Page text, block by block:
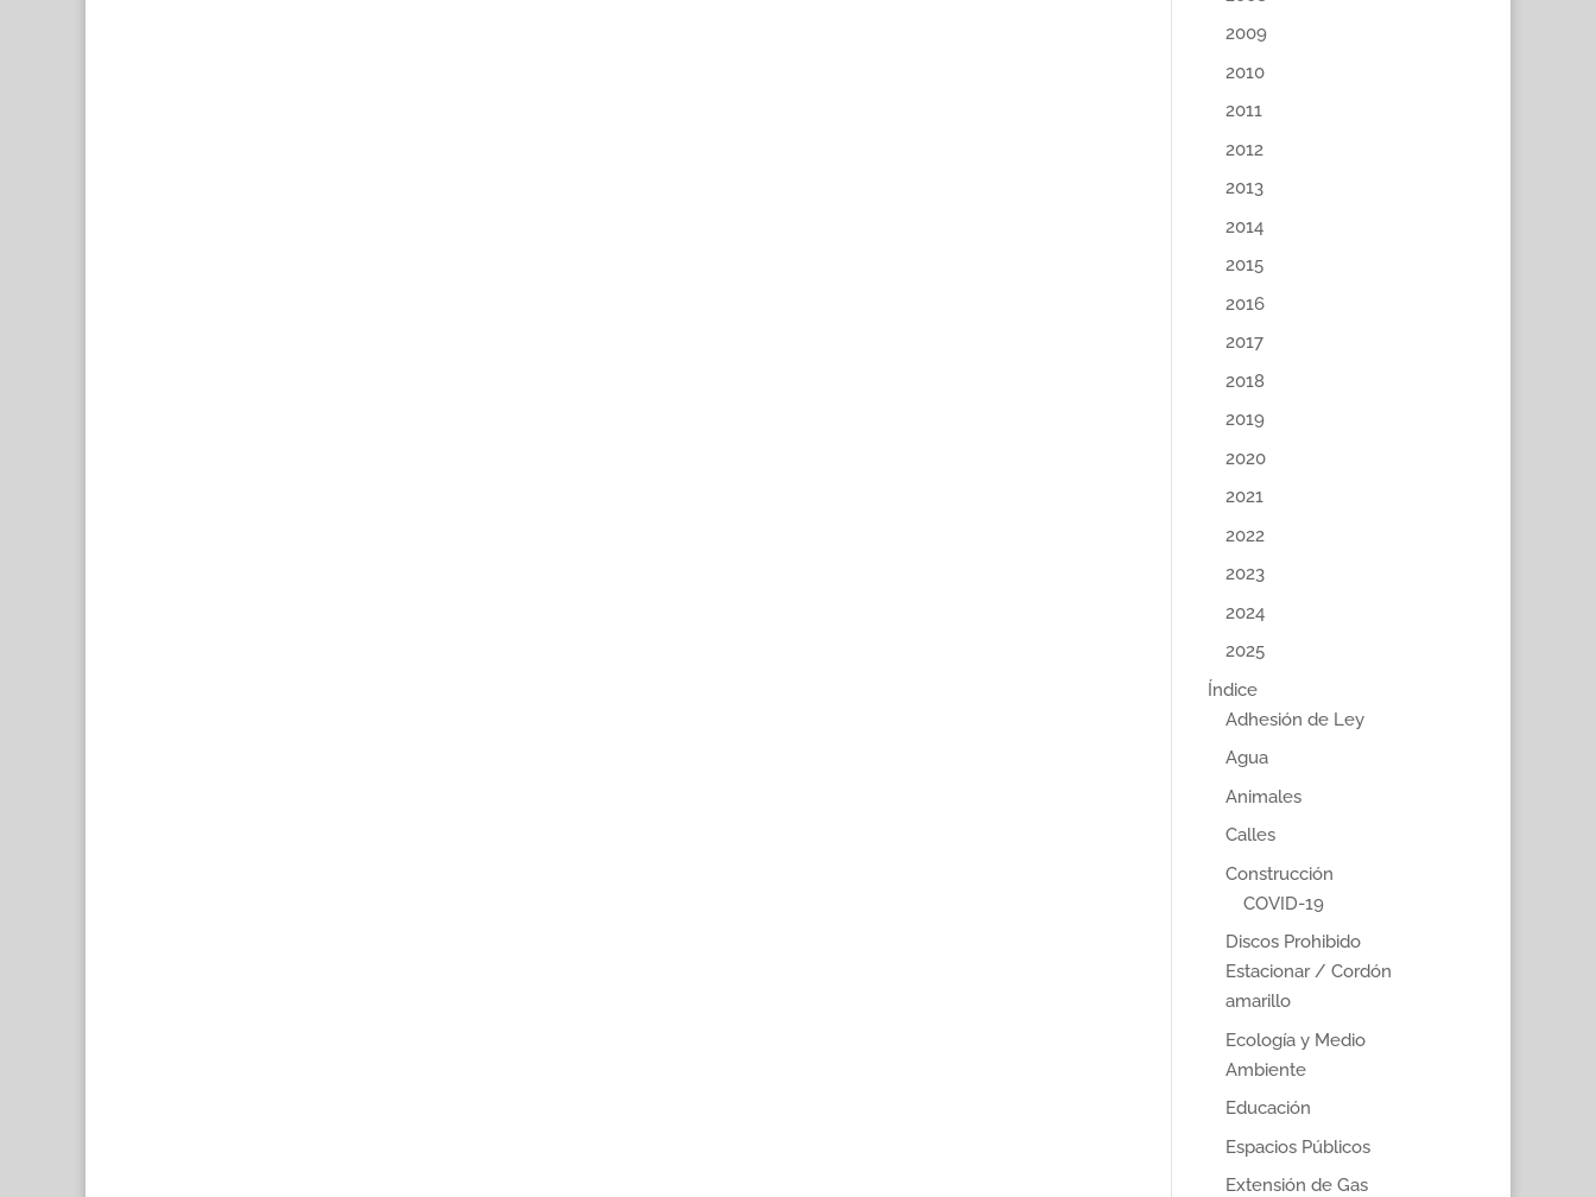
2009
2010
2011
2012
2013
2014
2015
2016
2017
2018
2019
2020
2021
2022
2023
2024
2025
Índice
Adhesión de Ley
Agua
Animales
Calles
Construcción
COVID-19
Discos Prohibido
Estacionar / Cordón
amarillo
Ecología y Medio
Ambiente
Educación
Espacios Públicos
Extensión de Gas